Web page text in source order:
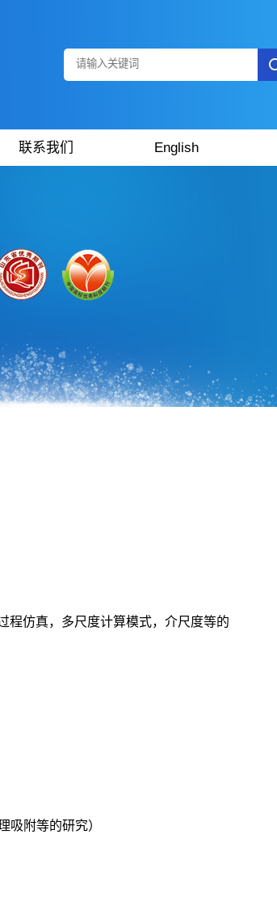
联系我们 English
程仿真，多尺度计算模式，介尺度等的
吸附等的研究）